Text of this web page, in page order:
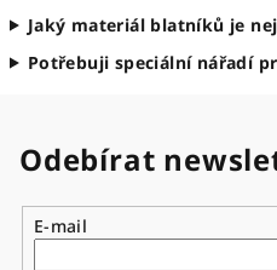
Jaký materiál blatníků je
Potřebuji speciální nářadí
Odebírat
E-mail